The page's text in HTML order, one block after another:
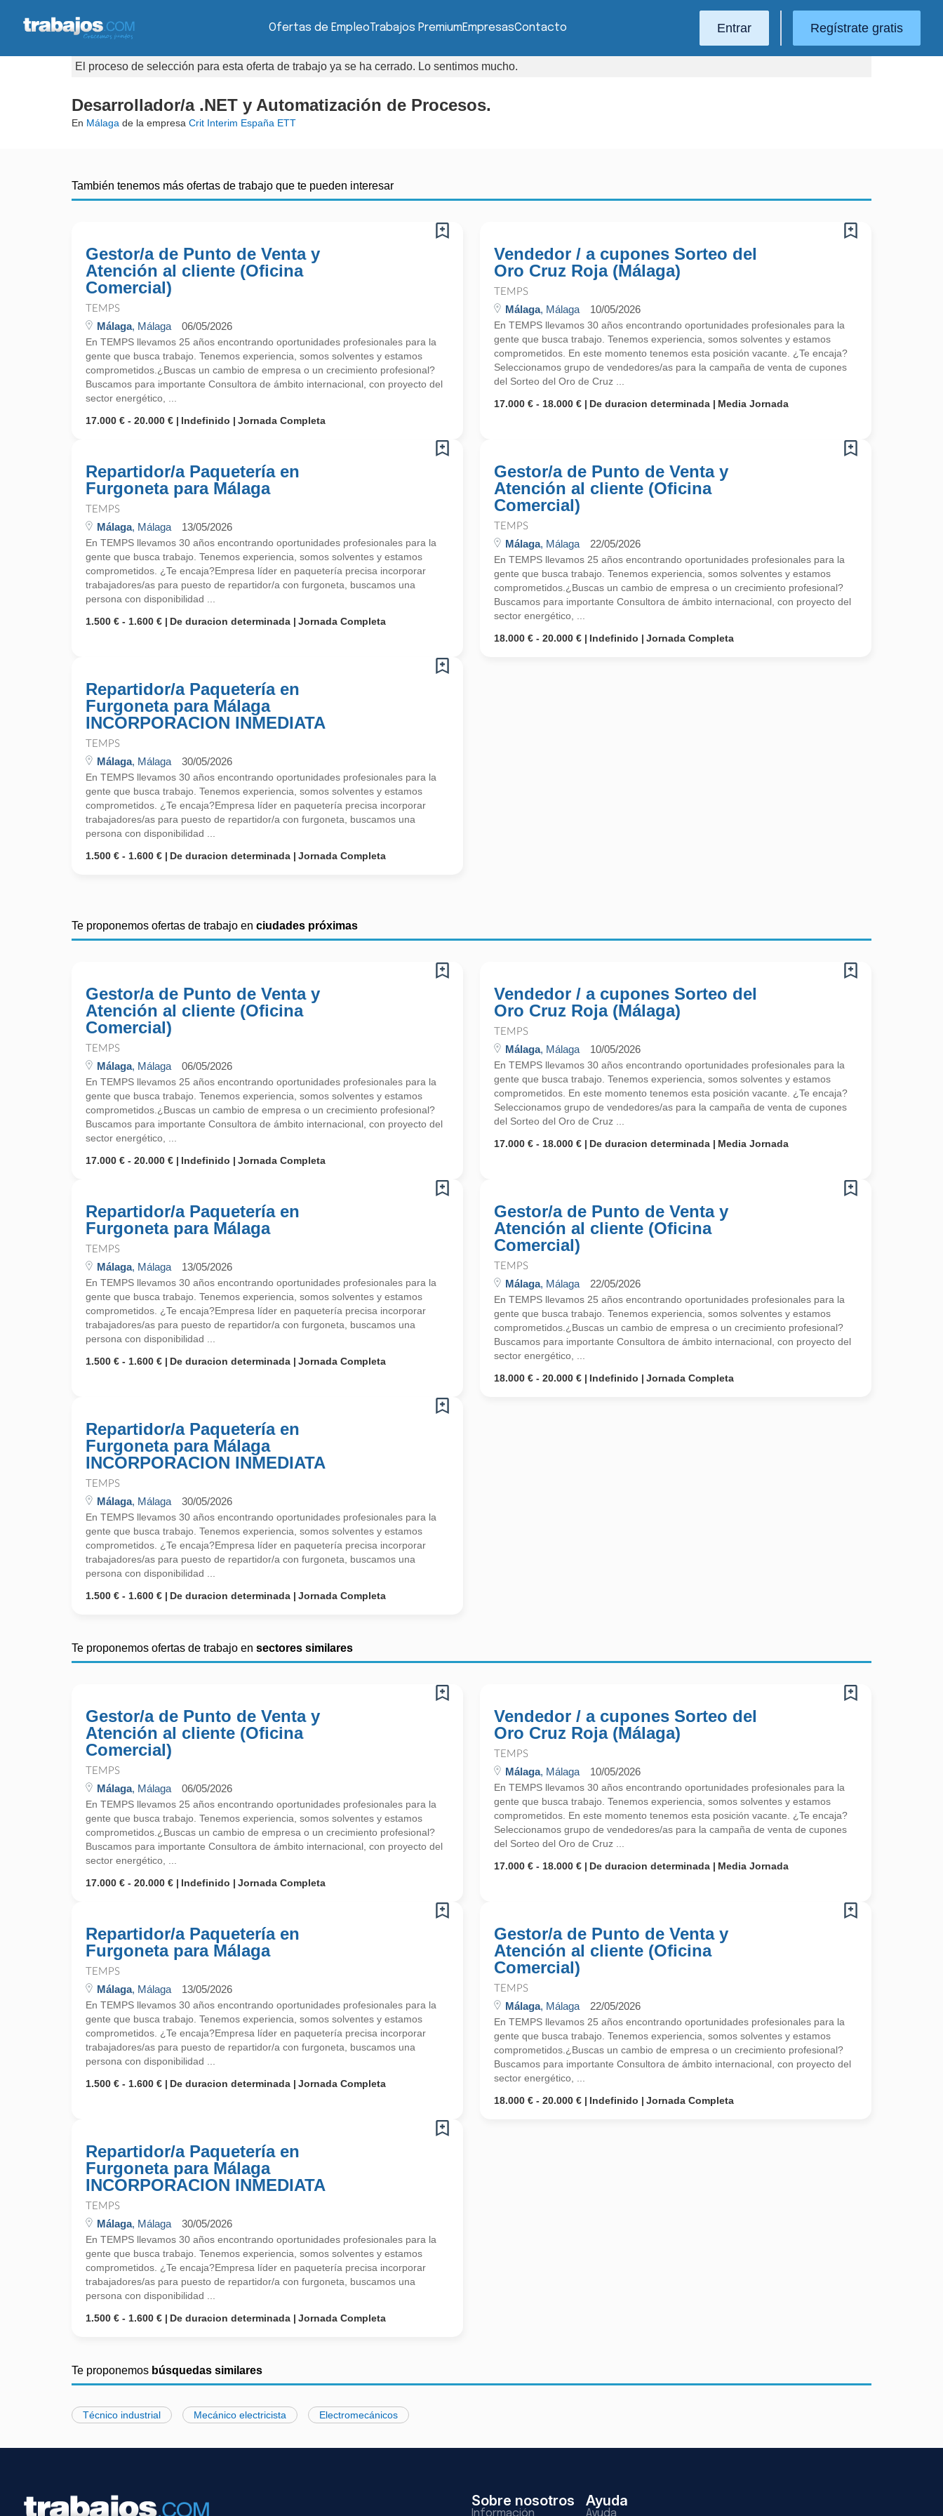
Ofertas de EmpleoTrabajos PremiumEmpresasContacto Entrar Regístrate gratis
El proceso de selección para esta oferta de trabajo ya se ha cerrado. Lo sentimos mucho.
Desarrollador/a .NET y Automatización de Procesos.
En Málaga de la empresa Crit Interim España ETT
También tenemos más ofertas de trabajo que te pueden interesar
Gestor/a de Punto de Venta y
Atención al cliente (Oficina
Comercial)
TEMPS
Málaga, Málaga 06/05/2026
En TEMPS llevamos 25 años encontrando oportunidades profesionales para la
gente que busca trabajo. Tenemos experiencia, somos solventes y estamos
comprometidos.¿Buscas un cambio de empresa o un crecimiento profesional?
Buscamos para importante Consultora de ámbito internacional, con proyecto del
sector energético, ...
17.000 € - 20.000 €
Indefinido Jornada Completa
Vendedor / a cupones Sorteo del
Oro Cruz Roja (Málaga)
TEMPS
Málaga, Málaga 10/05/2026
En TEMPS llevamos 30 años encontrando oportunidades profesionales para la
gente que busca trabajo. Tenemos experiencia, somos solventes y estamos
comprometidos. En este momento tenemos esta posición vacante. ¿Te encaja?
Seleccionamos grupo de vendedores/as para la campaña de venta de cupones
del Sorteo del Oro de Cruz ...
17.000 € - 18.000 €
De duracion determinada Media Jornada
Repartidor/a Paquetería en
Furgoneta para Málaga
TEMPS
Málaga, Málaga 13/05/2026
En TEMPS llevamos 30 años encontrando oportunidades profesionales para la
gente que busca trabajo. Tenemos experiencia, somos solventes y estamos
comprometidos. ¿Te encaja?Empresa líder en paquetería precisa incorporar
trabajadores/as para puesto de repartidor/a con furgoneta, buscamos una
persona con disponibilidad ...
1.500 € - 1.600 €
De duracion determinada Jornada Completa
Gestor/a de Punto de Venta y
Atención al cliente (Oficina
Comercial)
TEMPS
Málaga, Málaga 22/05/2026
En TEMPS llevamos 25 años encontrando oportunidades profesionales para la
gente que busca trabajo. Tenemos experiencia, somos solventes y estamos
comprometidos.¿Buscas un cambio de empresa o un crecimiento profesional?
Buscamos para importante Consultora de ámbito internacional, con proyecto del
sector energético, ...
18.000 € - 20.000 €
Indefinido Jornada Completa
Repartidor/a Paquetería en
Furgoneta para Málaga
INCORPORACION INMEDIATA
TEMPS
Málaga, Málaga 30/05/2026
En TEMPS llevamos 30 años encontrando oportunidades profesionales para la
gente que busca trabajo. Tenemos experiencia, somos solventes y estamos
comprometidos. ¿Te encaja?Empresa líder en paquetería precisa incorporar
trabajadores/as para puesto de repartidor/a con furgoneta, buscamos una
persona con disponibilidad ...
1.500 € - 1.600 €
De duracion determinada Jornada Completa
Te proponemos ofertas de trabajo en ciudades próximas
Gestor/a de Punto de Venta y
Atención al cliente (Oficina
Comercial)
TEMPS
Málaga, Málaga 06/05/2026
En TEMPS llevamos 25 años encontrando oportunidades profesionales para la
gente que busca trabajo. Tenemos experiencia, somos solventes y estamos
comprometidos.¿Buscas un cambio de empresa o un crecimiento profesional?
Buscamos para importante Consultora de ámbito internacional, con proyecto del
sector energético, ...
17.000 € - 20.000 €
Indefinido Jornada Completa
Vendedor / a cupones Sorteo del
Oro Cruz Roja (Málaga)
TEMPS
Málaga, Málaga 10/05/2026
En TEMPS llevamos 30 años encontrando oportunidades profesionales para la
gente que busca trabajo. Tenemos experiencia, somos solventes y estamos
comprometidos. En este momento tenemos esta posición vacante. ¿Te encaja?
Seleccionamos grupo de vendedores/as para la campaña de venta de cupones
del Sorteo del Oro de Cruz ...
17.000 € - 18.000 €
De duracion determinada Media Jornada
Repartidor/a Paquetería en
Furgoneta para Málaga
TEMPS
Málaga, Málaga 13/05/2026
En TEMPS llevamos 30 años encontrando oportunidades profesionales para la
gente que busca trabajo. Tenemos experiencia, somos solventes y estamos
comprometidos. ¿Te encaja?Empresa líder en paquetería precisa incorporar
trabajadores/as para puesto de repartidor/a con furgoneta, buscamos una
persona con disponibilidad ...
1.500 € - 1.600 €
De duracion determinada Jornada Completa
Gestor/a de Punto de Venta y
Atención al cliente (Oficina
Comercial)
TEMPS
Málaga, Málaga 22/05/2026
En TEMPS llevamos 25 años encontrando oportunidades profesionales para la
gente que busca trabajo. Tenemos experiencia, somos solventes y estamos
comprometidos.¿Buscas un cambio de empresa o un crecimiento profesional?
Buscamos para importante Consultora de ámbito internacional, con proyecto del
sector energético, ...
18.000 € - 20.000 €
Indefinido Jornada Completa
Repartidor/a Paquetería en
Furgoneta para Málaga
INCORPORACION INMEDIATA
TEMPS
Málaga, Málaga 30/05/2026
En TEMPS llevamos 30 años encontrando oportunidades profesionales para la
gente que busca trabajo. Tenemos experiencia, somos solventes y estamos
comprometidos. ¿Te encaja?Empresa líder en paquetería precisa incorporar
trabajadores/as para puesto de repartidor/a con furgoneta, buscamos una
persona con disponibilidad ...
1.500 € - 1.600 €
De duracion determinada Jornada Completa
Te proponemos ofertas de trabajo en sectores similares
Gestor/a de Punto de Venta y
Atención al cliente (Oficina
Comercial)
TEMPS
Málaga, Málaga 06/05/2026
En TEMPS llevamos 25 años encontrando oportunidades profesionales para la
gente que busca trabajo. Tenemos experiencia, somos solventes y estamos
comprometidos.¿Buscas un cambio de empresa o un crecimiento profesional?
Buscamos para importante Consultora de ámbito internacional, con proyecto del
sector energético, ...
17.000 € - 20.000 €
Indefinido Jornada Completa
Vendedor / a cupones Sorteo del
Oro Cruz Roja (Málaga)
TEMPS
Málaga, Málaga 10/05/2026
En TEMPS llevamos 30 años encontrando oportunidades profesionales para la
gente que busca trabajo. Tenemos experiencia, somos solventes y estamos
comprometidos. En este momento tenemos esta posición vacante. ¿Te encaja?
Seleccionamos grupo de vendedores/as para la campaña de venta de cupones
del Sorteo del Oro de Cruz ...
17.000 € - 18.000 €
De duracion determinada Media Jornada
Repartidor/a Paquetería en
Furgoneta para Málaga
TEMPS
Málaga, Málaga 13/05/2026
En TEMPS llevamos 30 años encontrando oportunidades profesionales para la
gente que busca trabajo. Tenemos experiencia, somos solventes y estamos
comprometidos. ¿Te encaja?Empresa líder en paquetería precisa incorporar
trabajadores/as para puesto de repartidor/a con furgoneta, buscamos una
persona con disponibilidad ...
1.500 € - 1.600 €
De duracion determinada Jornada Completa
Gestor/a de Punto de Venta y
Atención al cliente (Oficina
Comercial)
TEMPS
Málaga, Málaga 22/05/2026
En TEMPS llevamos 25 años encontrando oportunidades profesionales para la
gente que busca trabajo. Tenemos experiencia, somos solventes y estamos
comprometidos.¿Buscas un cambio de empresa o un crecimiento profesional?
Buscamos para importante Consultora de ámbito internacional, con proyecto del
sector energético, ...
18.000 € - 20.000 €
Indefinido Jornada Completa
Repartidor/a Paquetería en
Furgoneta para Málaga
INCORPORACION INMEDIATA
TEMPS
Málaga, Málaga 30/05/2026
En TEMPS llevamos 30 años encontrando oportunidades profesionales para la
gente que busca trabajo. Tenemos experiencia, somos solventes y estamos
comprometidos. ¿Te encaja?Empresa líder en paquetería precisa incorporar
trabajadores/as para puesto de repartidor/a con furgoneta, buscamos una
persona con disponibilidad ...
1.500 € - 1.600 €
De duracion determinada Jornada Completa
Te proponemos búsquedas similares
Técnico industrial Mecánico electricista Electromecánicos
Sobre nosotros
Información
Ayuda
Ayuda